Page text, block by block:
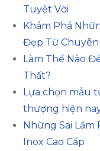
Tuyệt Vời
Khám Phá
Đẹp Từ Chuyên
Làm Thế Nào
Thất?
Lựa chọn mẫu
thượng hiện
Những Sai Lầm
Inox Cao Cấp